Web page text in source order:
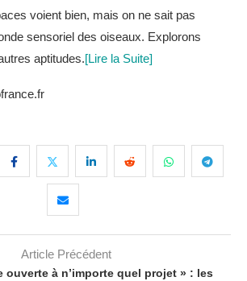
voient bien, mais on ne sait pas
sensoriel des oiseaux. Explorons
aptitudes.[Lire la Suite]
Article Précédent
ouverte à n’importe quel projet » : les